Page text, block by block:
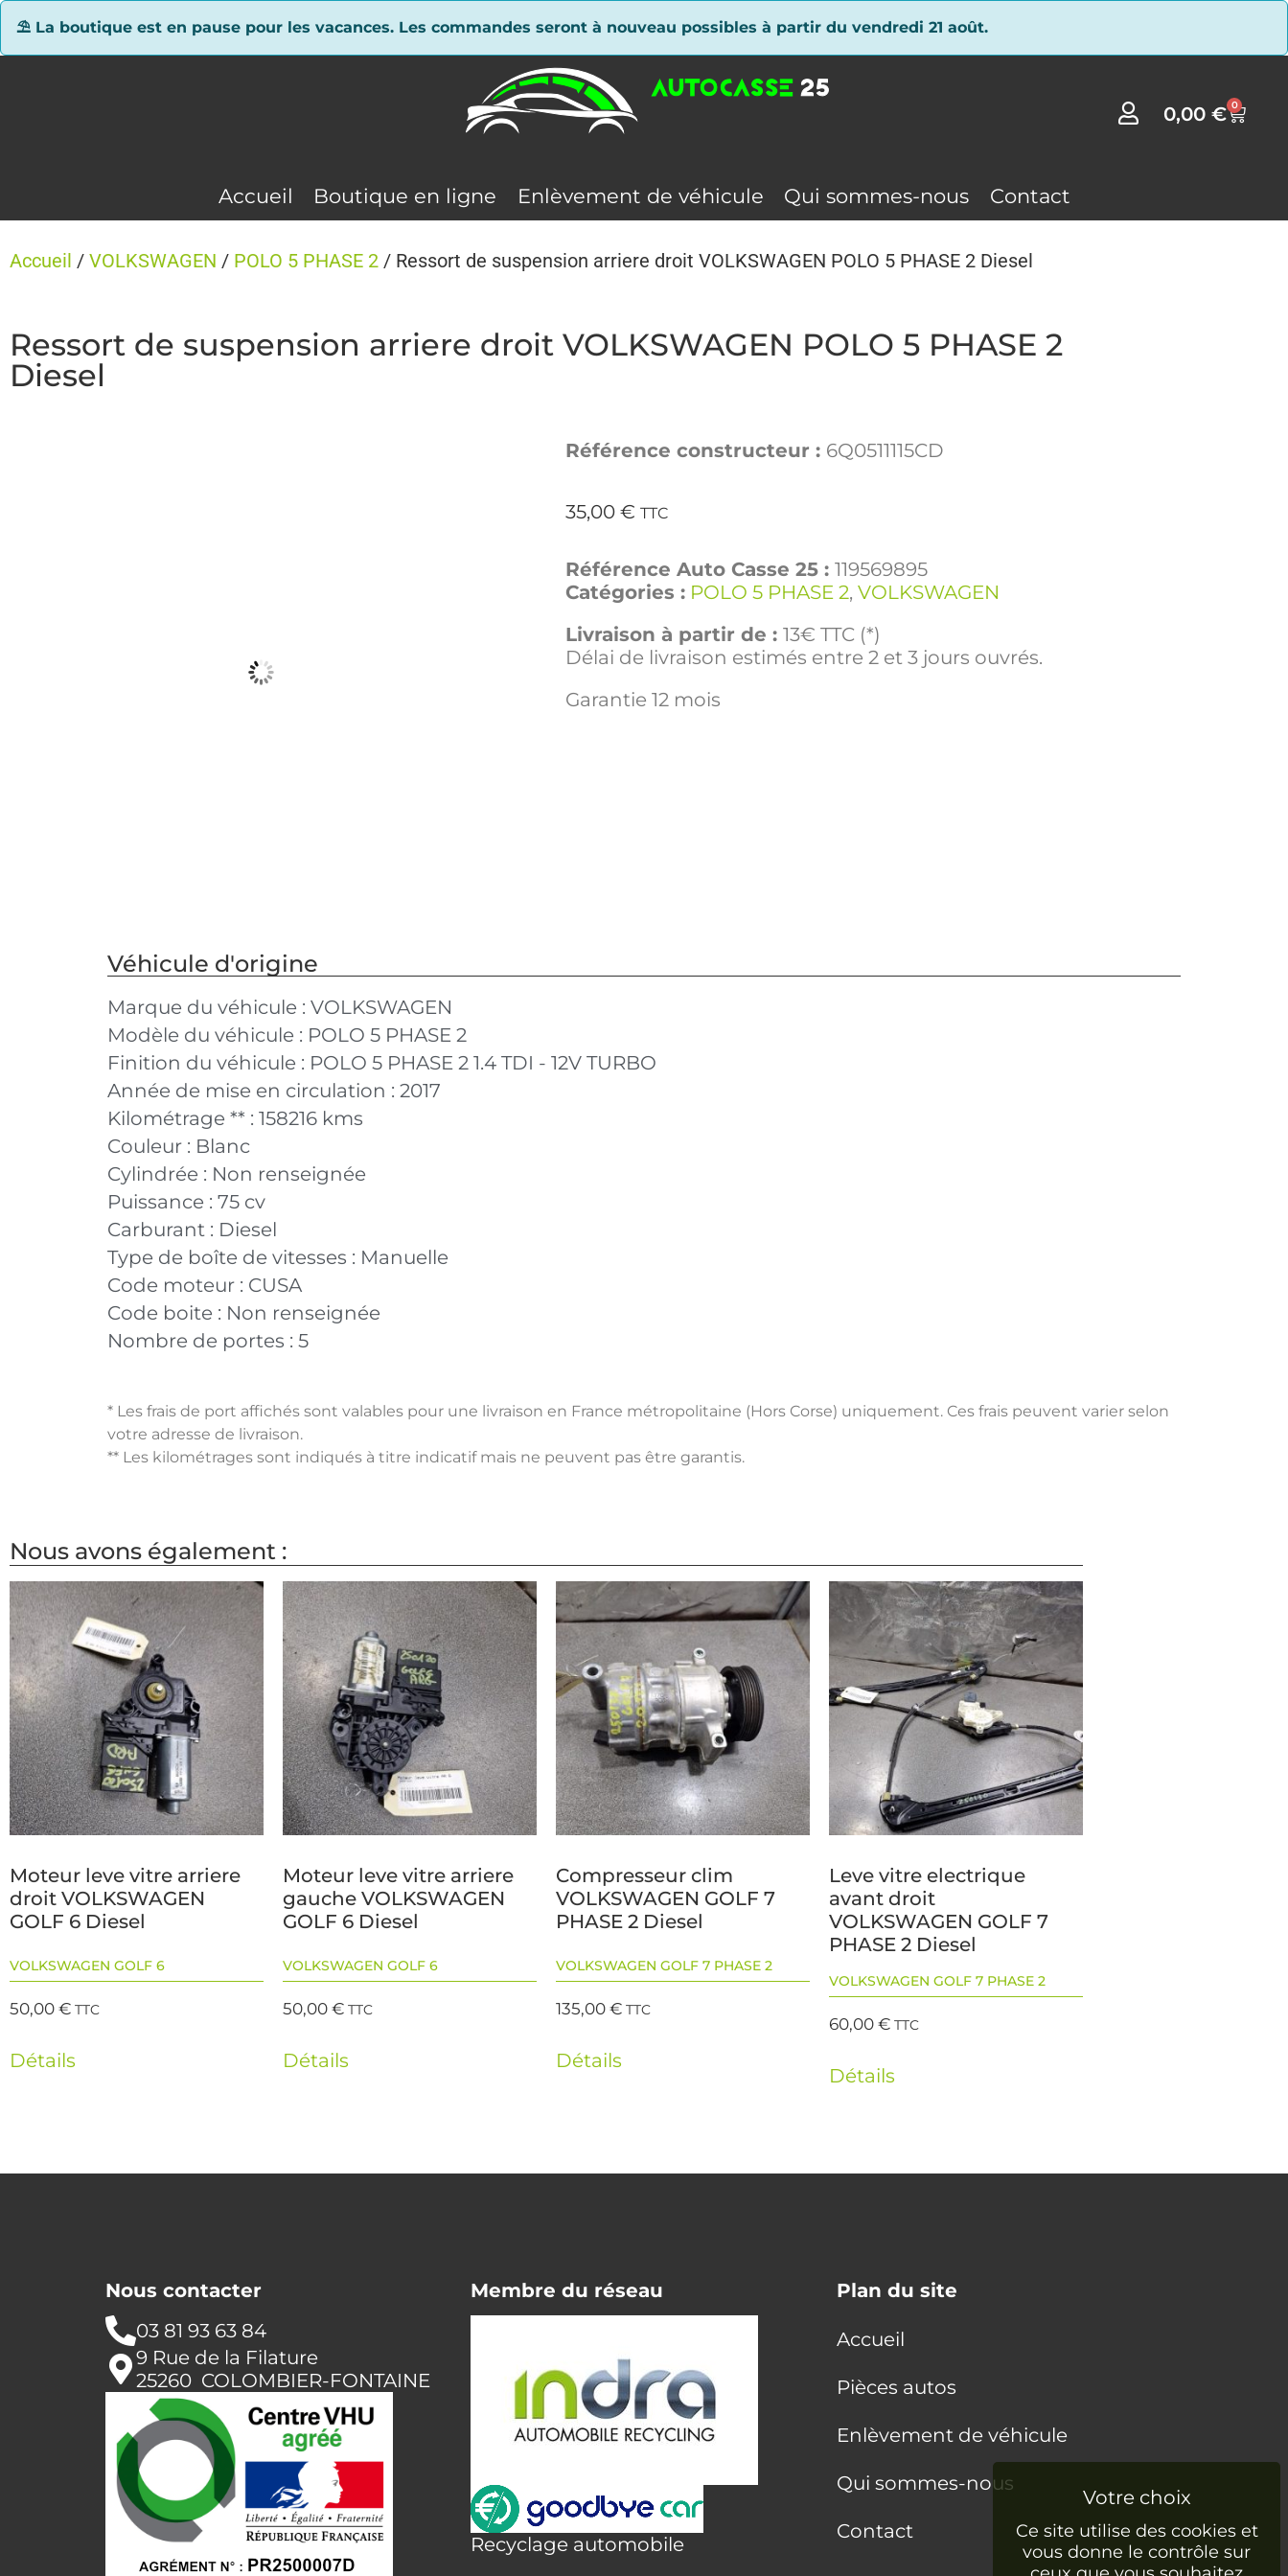
⛱ La boutique est en pause pour les vacances. Les commandes seront à nouveau possibles à partir du vendredi 21 août.
0,00€ 0
Accueil Boutique en ligne Enlèvement de véhicule Qui sommes-nous Contact
Accueil / VOLKSWAGEN / POLO 5 PHASE 2 / Ressort de suspension arriere droit VOLKSWAGEN POLO 5 PHASE 2 Diesel
Ressort de suspension arriere droit VOLKSWAGEN POLO 5 PHASE 2
Diesel
Référence constructeur : 6Q0511115CD
35,00 € TTC
Référence Auto Casse 25 : 119569895
Catégories : POLO 5 PHASE 2, VOLKSWAGEN
Livraison à partir de : 13€ TTC (*)
Délai de livraison estimés entre 2 et 3 jours ouvrés.
Garantie 12 mois
Véhicule d'origine
Marque du véhicule : VOLKSWAGEN
Modèle du véhicule : POLO 5 PHASE 2
Finition du véhicule : POLO 5 PHASE 2 1.4 TDI - 12V TURBO
Année de mise en circulation : 2017
Kilométrage ** : 158216 kms
Couleur : Blanc
Cylindrée : Non renseignée
Puissance : 75 cv
Carburant : Diesel
Type de boîte de vitesses : Manuelle
Code moteur : CUSA
Code boite : Non renseignée
Nombre de portes : 5
* Les frais de port affichés sont valables pour une livraison en France métropolitaine (Hors Corse) uniquement. Ces frais peuvent varier selon
votre adresse de livraison.
** Les kilométrages sont indiqués à titre indicatif mais ne peuvent pas être garantis.
Nous avons également :
Moteur leve vitre arriere
droit VOLKSWAGEN
GOLF 6 Diesel
VOLKSWAGEN GOLF 6
50,00€ TTC
Détails
Moteur leve vitre arriere
gauche VOLKSWAGEN
GOLF 6 Diesel
VOLKSWAGEN GOLF 6
50,00€ TTC
Détails
Compresseur clim
VOLKSWAGEN GOLF 7
PHASE 2 Diesel
VOLKSWAGEN GOLF 7 PHASE 2
135,00€ TTC
Détails
Leve vitre electrique
avant droit
VOLKSWAGEN GOLF 7
PHASE 2 Diesel
VOLKSWAGEN GOLF 7 PHASE 2
60,00€ TTC
Détails
Nous contacter
03 81 93 63 84
9 Rue de la Filature
25260 COLOMBIER-FONTAINE
Membre du réseau
Recyclage automobile
Plan du site
Accueil
Pièces autos
Enlèvement de véhicule
Qui sommes-nous
Contact
Panneau de gestion des cookies
Ce site utilise des cookies et
vous donne le contrôle sur